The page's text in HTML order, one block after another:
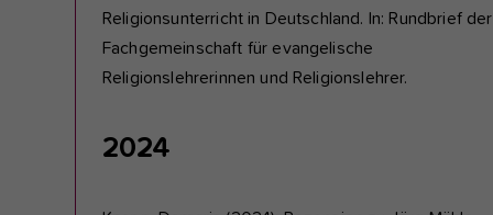
Religionsunterricht in Deutschland. In: Rundbrief der
Fachgemeinschaft für evangelische
Religionslehrerinnen und Religionslehrer.
2024